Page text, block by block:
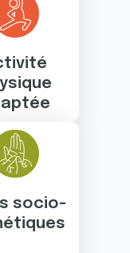
socio-